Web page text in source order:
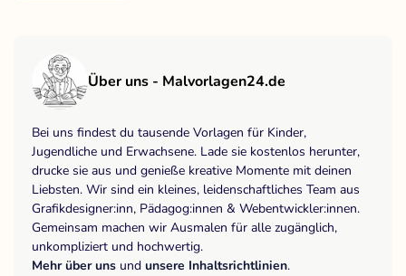
Über uns - Malvorlagen24.de
Bei uns findest du tausende Vorlagen für Kinder,
Jugendliche und Erwachsene. Lade sie kostenlos herunter,
drucke sie aus und genieße kreative Momente mit deinen
Liebsten. Wir sind ein kleines, leidenschaftliches Team aus
Grafikdesigner:inn, Pädagog:innen & Webentwickler:innen.
Gemeinsam machen wir Ausmalen für alle zugänglich,
unkompliziert und hochwertig.
Mehr über uns und unsere Inhaltsrichtlinien.